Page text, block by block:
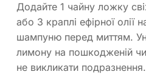
Додайте 1 чайну ложку
або 3 краплі ефірної олії
шампуню перед миттям.
лимону на пошкодженій
не викликати подразнення.